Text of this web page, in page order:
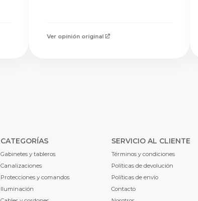
Ver opinión original
CATEGORÍAS
Gabinetes y tableros
Canalizaciones
Protecciones y comandos
Iluminación
SERVICIO AL CLIENTE
Términos y condiciones
Políticas de devolución
Políticas de envío
Contacto